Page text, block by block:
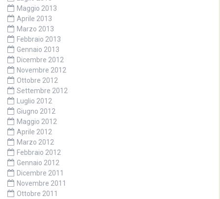
Maggio 2013
Aprile 2013
Marzo 2013
Febbraio 2013
Gennaio 2013
Dicembre 2012
Novembre 2012
Ottobre 2012
Settembre 2012
Luglio 2012
Giugno 2012
Maggio 2012
Aprile 2012
Marzo 2012
Febbraio 2012
Gennaio 2012
Dicembre 2011
Novembre 2011
Ottobre 2011